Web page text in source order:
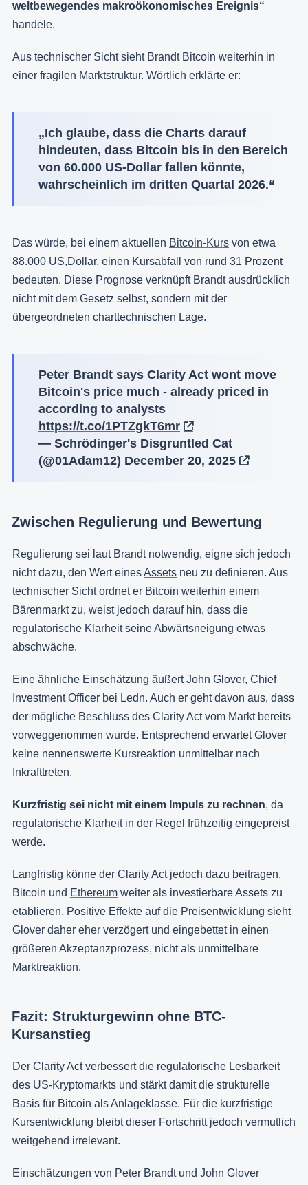
weltbewegendes makroökonomisches Ereignis“
handele.
Aus technischer Sicht sieht Brandt Bitcoin weiterhin in
einer fragilen Marktstruktur. Wörtlich erklärte er:
„Ich glaube, dass die Charts darauf
hindeuten, dass Bitcoin bis in den Bereich
von 60.000 US-Dollar fallen könnte,
wahrscheinlich im dritten Quartal 2026.“
Das würde, bei einem aktuellen Bitcoin-Kurs von etwa
88.000 US,Dollar, einen Kursabfall von rund 31 Prozent
bedeuten. Diese Prognose verknüpft Brandt ausdrücklich
nicht mit dem Gesetz selbst, sondern mit der
übergeordneten charttechnischen Lage.
Peter Brandt says Clarity Act wont move
Bitcoin's price much - already priced in
according to analysts
https://t.co/1PTZgkT6mr
— Schrödinger's Disgruntled Cat
(@01Adam12) December 20, 2025
Zwischen Regulierung und Bewertung
Regulierung sei laut Brandt notwendig, eigne sich jedoch
nicht dazu, den Wert einesAssets neu zu definieren. Aus
technischer Sicht ordnet er Bitcoin weiterhin einem
Bärenmarkt zu, weist jedoch darauf hin, dass die
regulatorische Klarheit seine Abwärtsneigung etwas
abschwäche.
Eine ähnliche Einschätzung äußert John Glover, Chief
Investment Officer bei Ledn. Auch er geht davon aus, dass
der mögliche Beschluss des Clarity Act vom Markt bereits
vorweggenommen wurde. Entsprechend erwartet Glover
keine nennenswerte Kursreaktion unmittelbar nach
Inkrafttreten.
Kurzfristig sei nicht mit einem Impuls zu rechnen, da
regulatorische Klarheit in der Regel frühzeitig eingepreist
werde.
Langfristig könne der Clarity Act jedoch dazu beitragen,
Bitcoin und Ethereum weiter als investierbare Assets zu
etablieren. Positive Effekte auf die Preisentwicklung sieht
Glover daher eher verzögert und eingebettet in einen
größeren Akzeptanzprozess, nicht als unmittelbare
Marktreaktion.
Fazit: Strukturgewinn ohne BTC-
Kursanstieg
Der Clarity Act verbessert die regulatorische Lesbarkeit
des US-Kryptomarkts und stärkt damit die strukturelle
Basis für Bitcoin als Anlageklasse. Für die kurzfristige
Kursentwicklung bleibt dieser Fortschritt jedoch vermutlich
weitgehend irrelevant.
Einschätzungen von Peter Brandt und John Glover